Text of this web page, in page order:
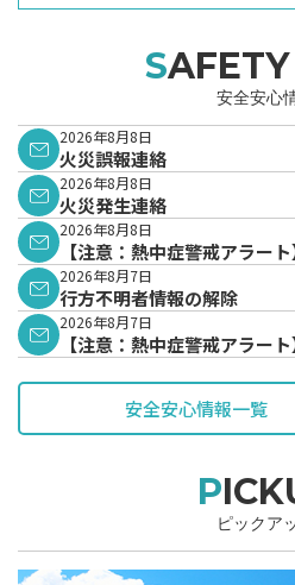
安全安心
2026年8月8日
火災誤報連絡
2026年8月8日
火災発生連絡
2026年8月8日
【注意：熱中症警戒アラー
表されています。
2026年8月7日
行方不明者情報の解除
2026年8月7日
【注意：熱中症警戒アラー
安全安心情報一覧
ピックア